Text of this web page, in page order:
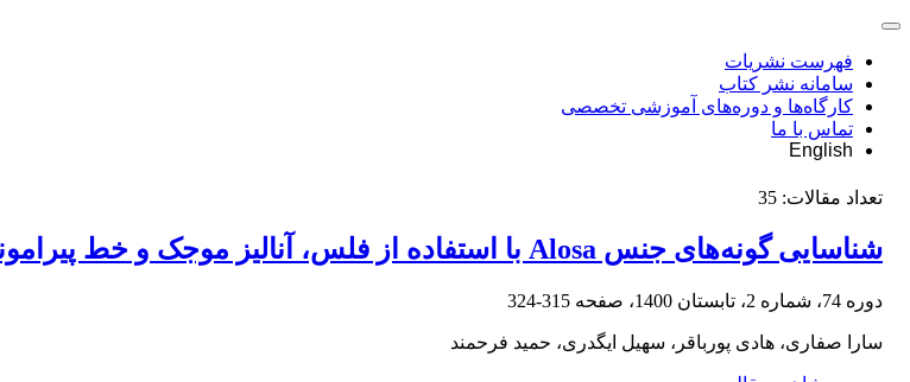
فهرست نشریات
سامانه نشر کتاب
کارگاه‌ها و دوره‌های آموزشی تخصصی
تماس با ما
English
تعداد مقالات: 35
شناسایی گونه‌های جنس Alosa با استفاده از فلس، آنالیز موجک و خط پیرامونی
دوره 74، شماره 2، تابستان 1400، صفحه 315-324
سارا صفاری، هادی پورباقر، سهیل ایگدری، حمید فرحمند